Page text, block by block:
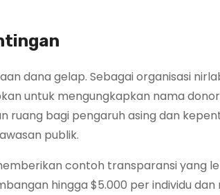
dana gelap. Sebagai organisasi
untuk mengungkapkan nama
ruang bagi pengaruh asing dan
publik.
contoh transparansi yang
hingga $5.000 per individu